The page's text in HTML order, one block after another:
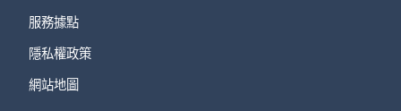
服務據點
隱私權政策
網站地圖